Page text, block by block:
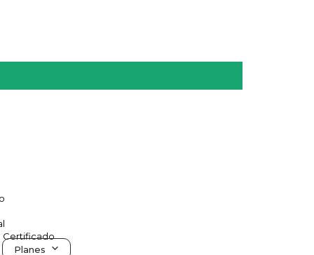
Certificado
Planes